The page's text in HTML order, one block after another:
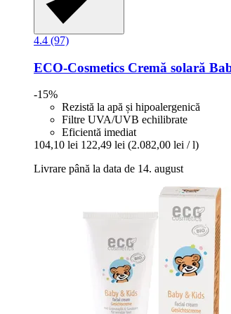
4.4 (97)
ECO-Cosmetics Cremă solară
-15%
Rezistă la apă și hipoalergenică
Filtre UVA/UVB echilibrate
Eficientă imediat
104,10 lei 122,49 lei (2.082,00 lei / l)
Livrare până la data de 14. august